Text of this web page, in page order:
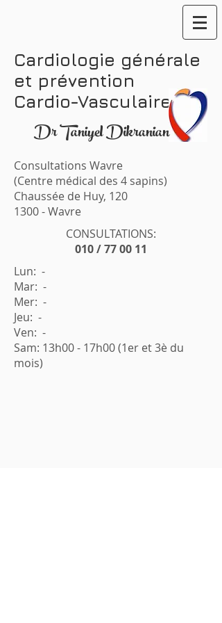
Cardiologie générale
et prévention
Cardio-Vasculaire
Dr Taniyel Dikranian
Consultations Wavre
(Centre médical des 4 sapins)
Chaussée de Huy, 120
1300 - Wavre
CONSULTATIONS:
010 / 77 00 11
Lun: -
Mar: -
Mer: -
Jeu: -
Ven: -
Sam: 13h00 - 17h00 (1er et 3è du
mois)